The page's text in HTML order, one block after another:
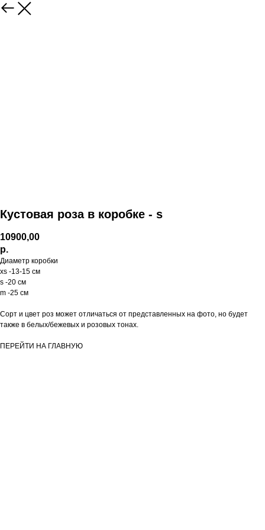
Кустовая роза в коробке - s
10900,00
р.
Диаметр коробки
xs -13-15 см
s -20 см
m -25 см
Сорт и цвет роз может отличаться от представленных на фото, но будет
также в белых/бежевых и розовых тонах.
ПЕРЕЙТИ НА ГЛАВНУЮ